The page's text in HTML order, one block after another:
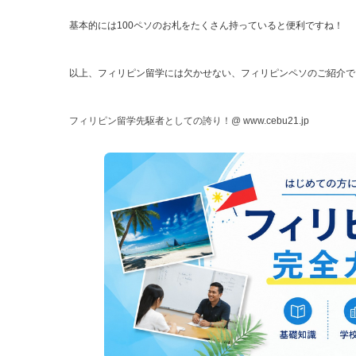
基本的には100ペソのお札をたくさん持っていると便利ですね！
以上、フィリピン留学には欠かせない、フィリピンペソのご紹介
フィリピン留学先駆者としての誇り！@ www.cebu21.jp